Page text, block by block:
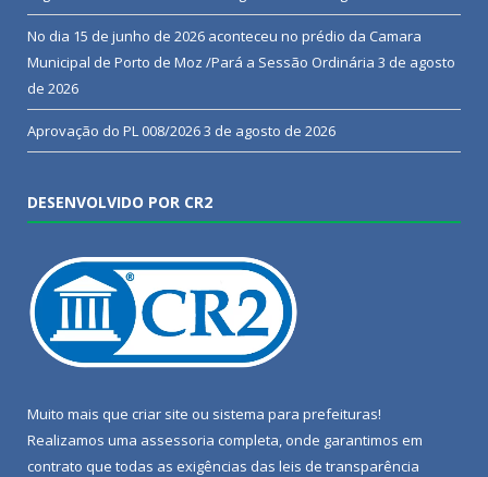
No dia 15 de junho de 2026 aconteceu no prédio da Camara
Municipal de Porto de Moz /Pará a Sessão Ordinária 3 de agosto
de 2026
Aprovação do PL 008/20263 de agosto de 2026
DESENVOLVIDO POR CR2
Muito mais que criar site ou sistema para prefeituras!
Realizamos uma assessoria completa, onde garantimos em
contrato que todas as exigências das leis de transparência